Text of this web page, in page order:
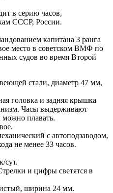
в серию часов,
СССР, России.
капитана 3 ранга
место в советском ВМФ по
судов во время Второй
стали, диаметр 47 мм,
головка и задняя крышка
Часы выдерживают
плавать.
с автоподзаводом,
не менее 33 часов.
сут.
и цифры светятся в
ширина 24 мм.